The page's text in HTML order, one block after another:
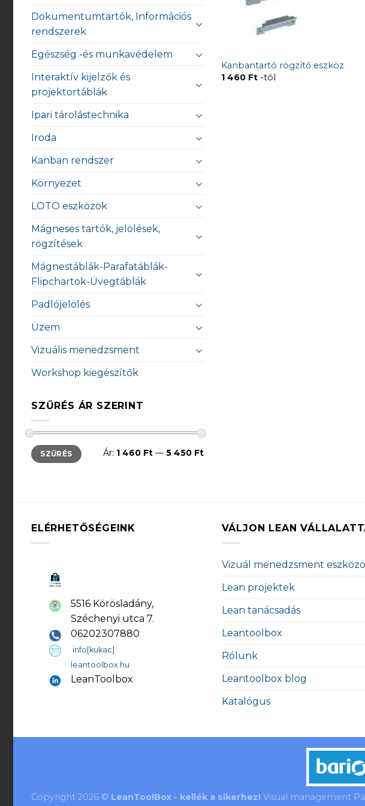
Dokumentumtartók, Információs
rendszerek
Egészség -és munkavédelem
Interaktív kijelzők és
projektortáblák
Ipari tárolástechnika
Iroda
Kanban rendszer
Környezet
LOTO eszközök
Mágneses tartók, jelölések,
rögzítések
Mágnestáblák-Parafatáblák-
Flipchartok-Üvegtáblák
Padlójelölés
Üzem
Vizuális menedzsment
Workshop kiegészítők
SZŰRÉS ÁR SZERINT
Min
ár
Max
ár
SZŰRÉS Ár: 1 460 Ft— 5 450 Ft
Kanbantartó rögzítő eszköz
1 460 Ft -tól
ELÉRHETŐSÉGEINK
5516 Körösladány,
Széchenyi utca 7.
06202307880
info[kukac]
leantoolbox.hu
LeanToolbox
VÁLJON LEAN
Vizuál menedzsment
Lean projektek
Lean tanácsadás
Leantoolbox
Rólunk
Leantoolbox blog
Katalógus
Copyright 2026 © LeanToolBox - kellék a sikerhez! Visual management